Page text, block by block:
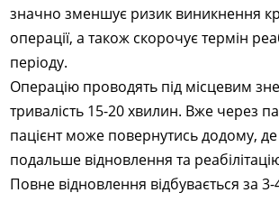
значно зменшує ризик виникнення
операції, а також скорочує термін
періоду.
Операцію проводять під місцевим
тривалість 15-20 хвилин. Вже через
пацієнт може повернутись додому,
подальше відновлення та
Повне відновлення відбувається за